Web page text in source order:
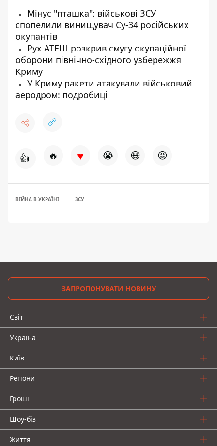
Мінус "пташка": військові ЗСУ
спопелили винищувач Су-34 російських
окупантів
Рух АТЕШ розкрив смугу окупаційної
оборони північно-східного узбережжя
Криму
У Криму ракети атакували військовий
аеродром: подробиці
👍 🔥 ♥ 😭 😆 😡
ВІЙНА В УКРАЇНІ ЗСУ
ЗАПРОПОНУВАТИ НОВИНУ
Світ
Україна
Київ
Регіони
Гроші
Шоу-біз
Життя